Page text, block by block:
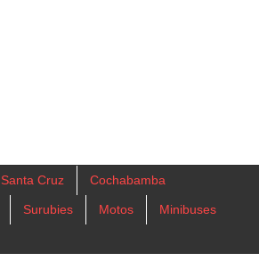
Santa Cruz Cochabamba
Surubies Motos Minibuses